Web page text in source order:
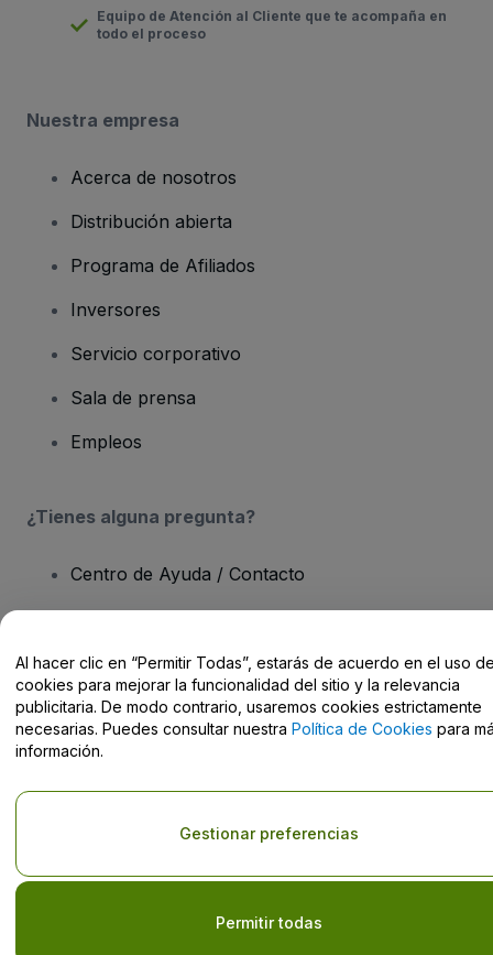
Equipo de Atención al Cliente que te acompaña en
todo el proceso
Nuestra empresa
Acerca de nosotros
Distribución abierta
Programa de Afiliados
Inversores
Servicio corporativo
Sala de prensa
Empleos
¿Tienes alguna pregunta?
Centro de Ayuda / Contacto
Derechos reservados © viagogo GmbH 2026 Datos de la Empresa
El uso de este sitio web constituye la aceptación de losTérminos y
Condiciones, de laPolítica de Privacidad, de laPolítica de Cookies
y de laPolítica de Privacidad para Móviles
privacidad
Al hacer clic en “Permitir Todas”, estarás de acuerdo en el uso
cookies para mejorar la funcionalidad del sitio y la relevancia
publicitaria. De modo contrario, usaremos cookies estrictamente
necesarias. Puedes consultar nuestra Política de Cookies para
información.
Permitir todas
Gestionar preferencias